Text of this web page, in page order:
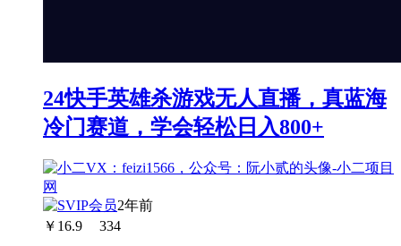
24快手英雄杀游戏无人直播，真蓝海
冷门赛道，学会轻松日入800+
2年前
￥ 16.9 334